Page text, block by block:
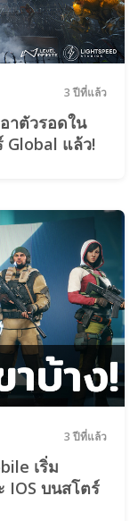
3 ปีที่แล้ว
าตัวรอดใน
Global แล้ว!
3 ปีที่แล้ว
เริ่ม
IOS บนสโตร์